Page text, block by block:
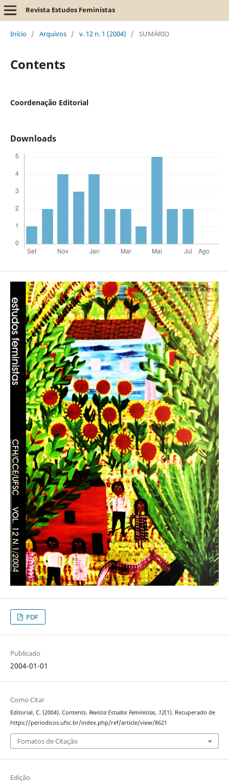
Revista Estudos Feministas
Início / Arquivos / v. 12 n. 1 (2004) / SUMÁRIO
Contents
Coordenação Editorial
Downloads
PDF
Publicado
2004-01-01
Como Citar
Editorial, C. (2004). Contents. Revista Estudos Feministas, 12(1). Recuperado de
https://periodicos.ufsc.br/index.php/ref/article/view/8621
Fomatos de Citação
Edição